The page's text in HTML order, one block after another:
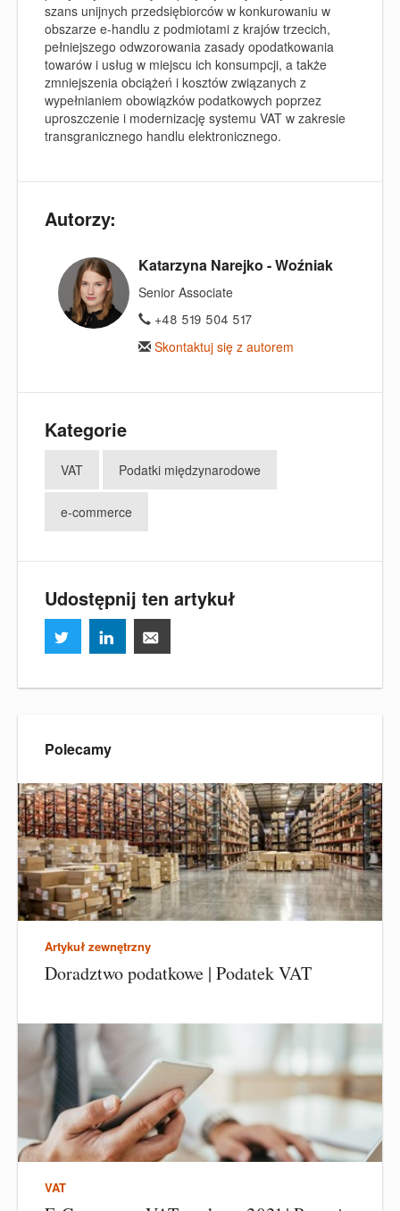
szans unijnych przedsiębiorców w konkurowaniu w
obszarze e-handlu z podmiotami z krajów trzecich,
pełniejszego odwzorowania zasady opodatkowania
towarów i usług w miejscu ich konsumpcji, a także
zmniejszenia obciążeń i kosztów związanych z
wypełnianiem obowiązków podatkowych poprzez
uproszczenie i modernizację systemu VAT w zakresie
transgranicznego handlu elektronicznego.
Autorzy:
Katarzyna Narejko - Woźniak
Senior Associate
+48 519 504 517
Skontaktuj się z autorem
Kategorie
VAT Podatki międzynarodowe
e-commerce
Udostępnij ten artykuł
Polecamy
Artykuł zewnętrzny
Doradztwo podatkowe | Podatek VAT
VAT